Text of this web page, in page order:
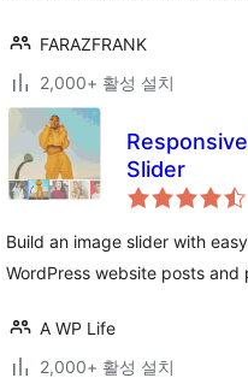
FARAZFRANK
2,000+ 활성 설치
Slider
Build an image slider with
WordPress website posts and
A WP Life
2,000+ 활성 설치